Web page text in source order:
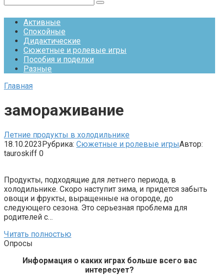
Активные
Спокойные
Дидактические
Сюжетные и ролевые игры
Пособия и поделки
Разные
Главная
замораживание
Летние продукты в холодильнике
18.10.2023Рубрика: Сюжетные и ролевые игрыАвтор:
tauroskiff 0
Продукты, подходящие для летнего периода, в
холодильнике. Скоро наступит зима, и придется забыть
овощи и фрукты, выращенные на огороде, до
следующего сезона. Это серьезная проблема для
родителей с…
Читать полностью
Опросы
Информация о каких играх больше всего вас
интересует?